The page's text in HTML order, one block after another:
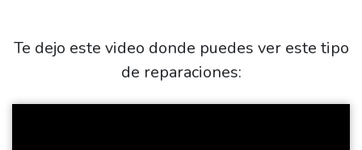
Te dejo este video donde puedes ver este tipo
de reparaciones: